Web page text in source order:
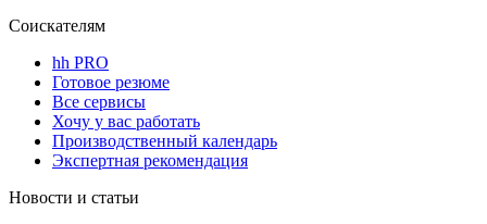
Соискателям
hh PRO
Готовое резюме
Все сервисы
Хочу у вас работать
Производственный календарь
Экспертная рекомендация
Новости и статьи